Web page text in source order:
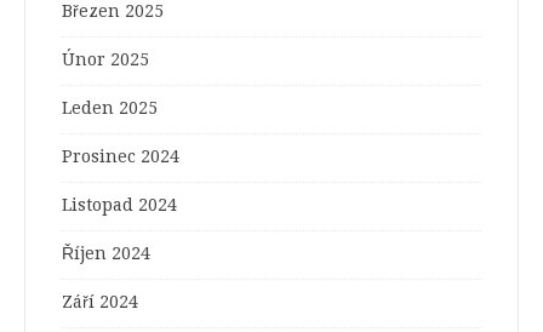
Březen 2025
Únor 2025
Leden 2025
Prosinec 2024
Listopad 2024
Říjen 2024
Září 2024